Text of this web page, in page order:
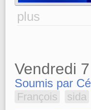
plus
Vendredi
Soumis par
François sida